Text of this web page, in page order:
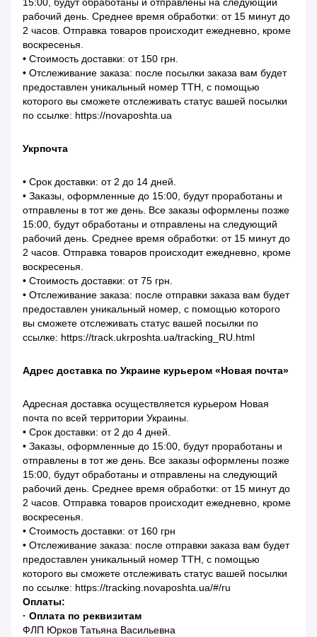
рабочий день. Среднее время обработки: от 15 минут до
2 часов. Отправка товаров происходит ежедневно, кроме
воскресенья.
• Стоимость доставки: от 150 грн.
• Отслеживание заказа: после посылки заказа вам будет
предоставлен уникальный номер ТТН, с помощью
которого вы сможете отслеживать статус вашей посылки
по ссылке: https://novaposhta.ua
Укрпочта
• Срок доставки: от 2 до 14 дней.
• Заказы, оформленные до 15:00, будут проработаны и
отправлены в тот же день. Все заказы оформлены позже
15:00, будут обработаны и отправлены на следующий
рабочий день. Среднее время обработки: от 15 минут до
2 часов. Отправка товаров происходит ежедневно, кроме
воскресенья.
• Стоимость доставки: от 75 грн.
• Отслеживание заказа: после отправки заказа вам будет
предоставлен уникальный номер, с помощью которого
вы сможете отслеживать статус вашей посылки по
ссылке: https://track.ukrposhta.ua/tracking_RU.html
Адрес доставка по Украине курьером «Новая почта»
Адресная доставка осуществляется курьером Новая
почта по всей территории Украины.
• Срок доставки: от 2 до 4 дней.
• Заказы, оформленные до 15:00, будут проработаны и
отправлены в тот же день. Все заказы оформлены позже
15:00, будут обработаны и отправлены на следующий
рабочий день. Среднее время обработки: от 15 минут до
2 часов. Отправка товаров происходит ежедневно, кроме
воскресенья.
• Стоимость доставки: от 160 грн
• Отслеживание заказа: после отправки заказа вам будет
предоставлен уникальный номер ТТН, с помощью
которого вы сможете отслеживать статус вашей посылки
по ссылке: https://tracking.novaposhta.ua/#/ru
Оплаты:
· Оплата по реквизитам
ФЛП Юрков Татьяна Васильевна